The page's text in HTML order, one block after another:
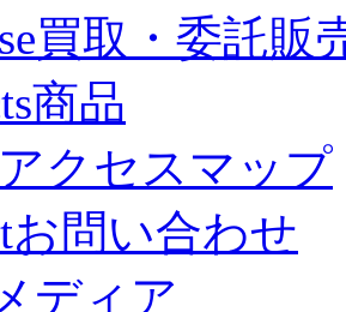
買取・委託販
商品
アクセスマップ
お問い合わせ
ディア